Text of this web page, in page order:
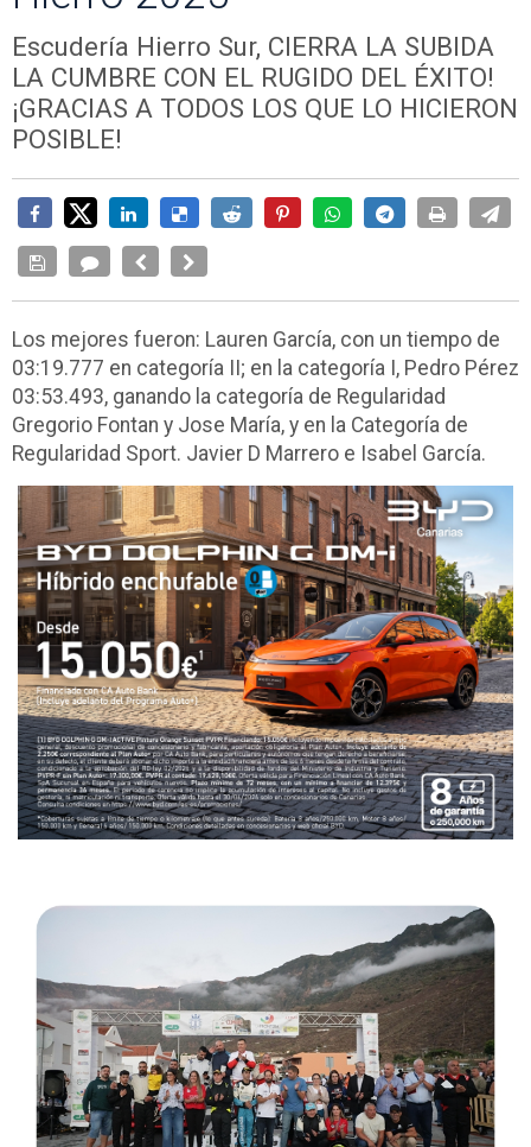
Escudería Hierro Sur, CIERRA LA SUBIDA
LA CUMBRE CON EL RUGIDO DEL ÉXITO!
¡GRACIAS A TODOS LOS QUE LO HICIERON
POSIBLE!
Los mejores fueron: Lauren García, con un tiempo de
03:19.777 en categoría II; en la categoría I, Pedro Pérez
03:53.493, ganando la categoría de Regularidad
Gregorio Fontan y Jose María, y en la Categoría de
Regularidad Sport. Javier D Marrero e Isabel García.